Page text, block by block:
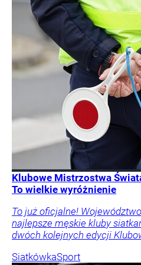
Klubowe Mistrzostwa
To wielkie wyróżnienie
To już oficjalne!
najlepsze męskie kluby
dwóch kolejnych edycji
SiatkówkaSport